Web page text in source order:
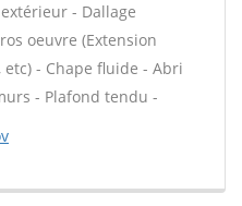
- Dallage
oeuvre (Extension
- Chape fluide - Abri
- Plafond tendu -